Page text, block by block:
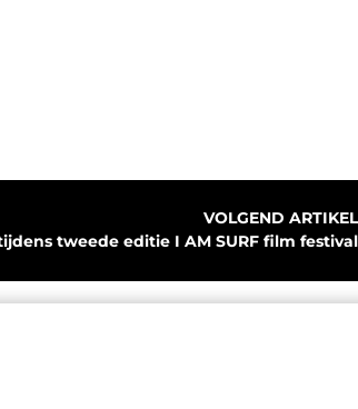
VOLGEND ARTIKEL
tweede editie I AM SURF film festival